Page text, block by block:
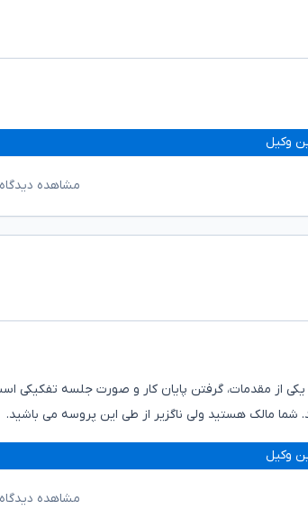
وکیل
مشاهده
از مقدمات، گرفتن پایان کار و صورت جلسه تفکیکی
مالک هستید ولی ناگزیر از طی این پروسه می باشید.
وکیل
مشاهده